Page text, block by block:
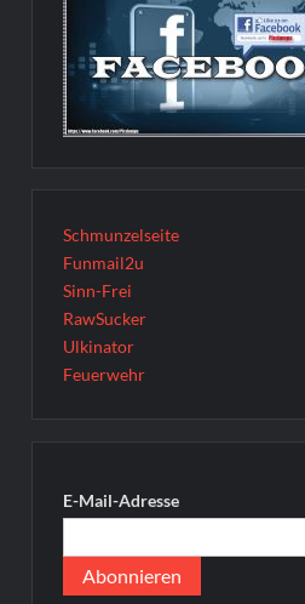
Schmunzelseite
Funmail2u
Sinn-Frei
RawSucker
Ulkinator
Feuerwehr
E-Mail-Adresse